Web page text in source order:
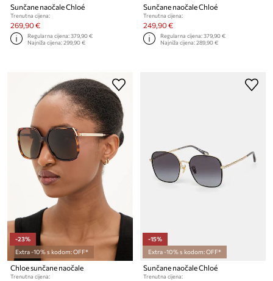
Sunčane naočale Chloé
Trenutna cijena:
269,90 €
Regularna cijena:379,90 €
Najniža cijena:299,90 €
Sunčane naočale Chloé
Trenutna cijena:
249,90 €
Regularna cijena:379,90 €
Najniža cijena:289,90 €
-23%
Extra -10% s kodom: OFF*
Chloe sunčane naočale
Trenutna cijena:
-15%
Extra -10% s kodom: OFF*
Sunčane naočale Chloé
Trenutna cijena: